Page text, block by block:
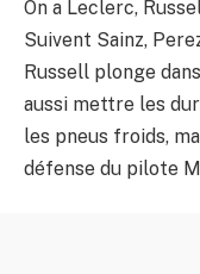
On a Leclerc,
Suivent Sainz,
Russell plonge
aussi mettre les
les pneus froids,
défense du pilote